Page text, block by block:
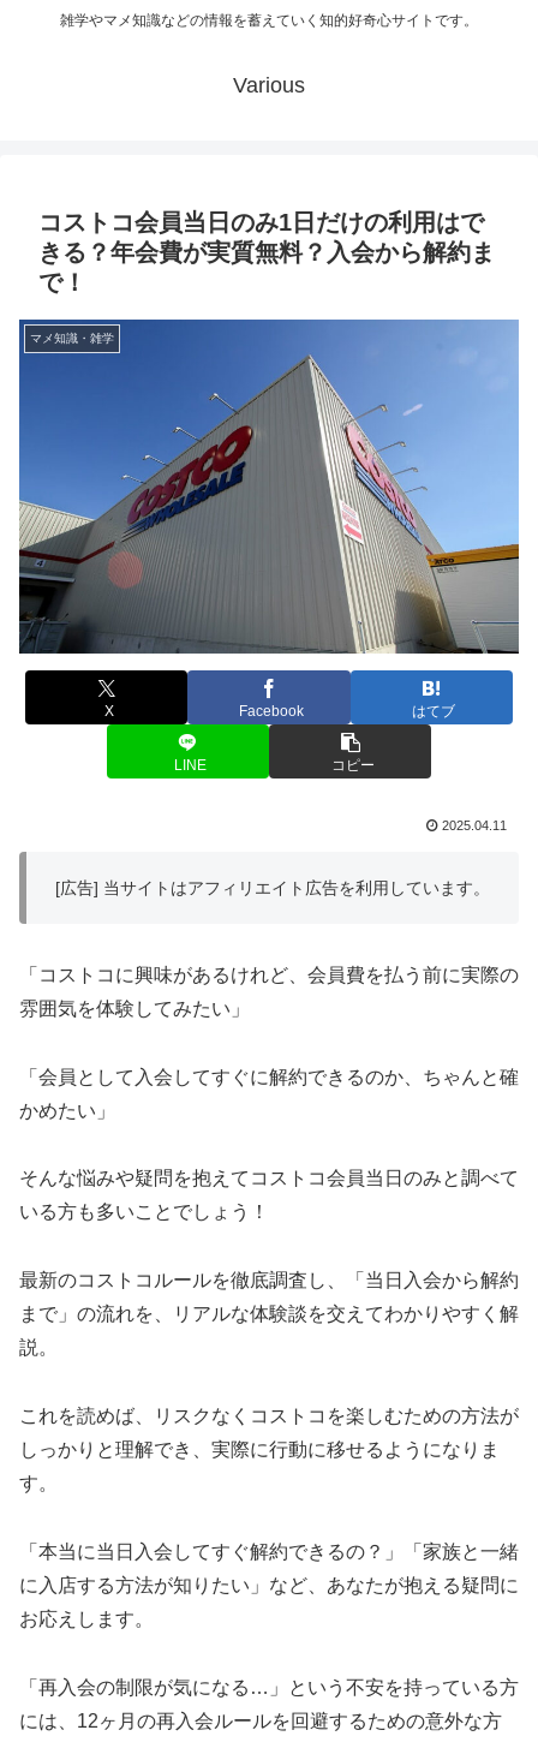
雑学やマメ知識などの情報を蓄えていく知的好奇心サイトです。
Various
コストコ会員当日のみ1日だけの利用はで
きる？年会費が実質無料？入会から解約ま
で！
マメ知識・雑学
X Facebook はてブ
LINE コピー
2025.04.11
[広告] 当サイトはアフィリエイト広告を利用しています。
「コストコに興味があるけれど、会員費を払う前に実際の
雰囲気を体験してみたい」
「会員として入会してすぐに解約できるのか、ちゃんと確
かめたい」
そんな悩みや疑問を抱えてコストコ会員当日のみと調べて
いる方も多いことでしょう！
最新のコストコルールを徹底調査し、「当日入会から解約
まで」の流れを、リアルな体験談を交えてわかりやすく解
説。
これを読めば、リスクなくコストコを楽しむための方法が
しっかりと理解でき、実際に行動に移せるようになりま
す。
「本当に当日入会してすぐ解約できるの？」「家族と一緒
に入店する方法が知りたい」など、あなたが抱える疑問に
お応えします。
「再入会の制限が気になる…」という不安を持っている方
には、12ヶ月の再入会ルールを回避するための意外な方